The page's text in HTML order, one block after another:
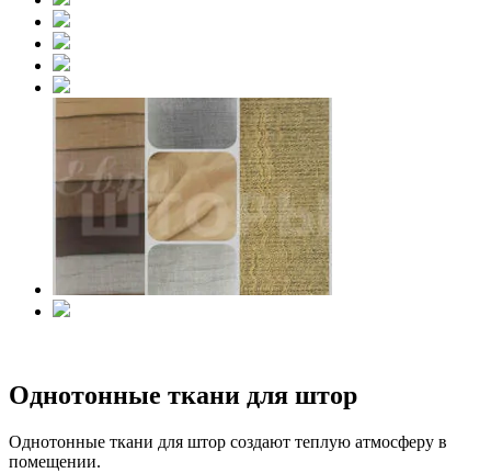
Однотонные ткани для штор
Однотонные ткани для штор создают теплую атмосферу в
помещении.